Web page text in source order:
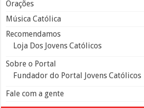
Orações
Música Católica
Recomendamos
Loja Dos Jovens Católicos
Sobre o Portal
Fundador do Portal Jovens Católicos
Fale com a gente